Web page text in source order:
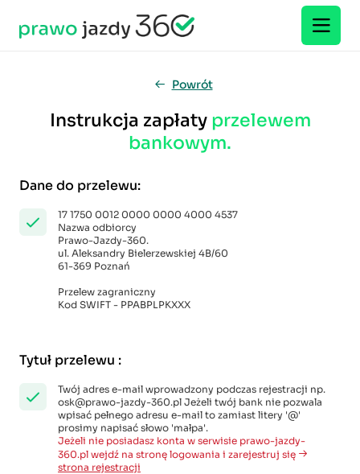
Powrót
Instrukcja zapłaty przelewem
bankowym.
Dane do przelewu:
17 1750 0012 0000 0000 4000 4537
Nazwa odbiorcy
Prawo-Jazdy-360.
ul. Aleksandry Bielerzewskiej 4B/60
61-369 Poznań
Przelew zagraniczny
Kod SWIFT - PPABPLPKXXX
Tytuł przelewu :
Twój adres e-mail wprowadzony podczas rejestracji np.
osk@prawo-jazdy-360.pl Jeżeli twój bank nie pozwala
wpisać pełnego adresu e-mail to zamiast litery '@'
prosimy napisać słowo 'małpa'.
Jeżeli nie posiadasz konta w serwisie prawo-jazdy-
360.pl wejdź na stronę logowania i zarejestruj się
strona rejestracji